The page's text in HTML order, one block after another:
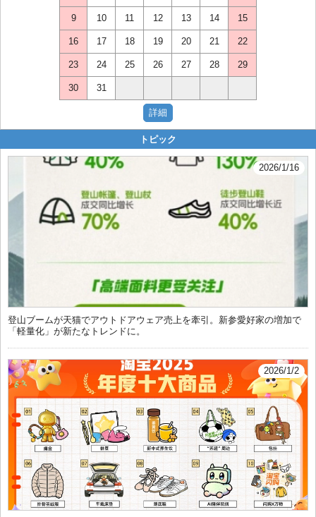
9 10 11 12 13 14 15
16 17 18 19 20 21 22
23 24 25 26 27 28 29
30 31
トピック
2026/1/16
登山ブームが天猫でアウトドアウェア売上を牽引。新参愛好家の増加で
「軽量化」が新たなトレンドに。
2026/1/2